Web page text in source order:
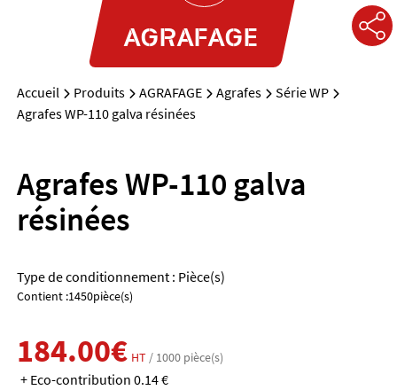
AGRAFAGE
Accueil Produits AGRAFAGE Agrafes
Série WP
Agrafes WP-110 galva résinées
Agrafes WP-110 galva
résinées
Type de conditionnement : Pièce(s)
Contient :1450pièce(s)
184.00€ HT / 1000 pièce(s)
+ Eco-contribution 0.14 €